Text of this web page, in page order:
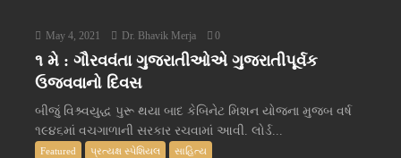
May 4, 2021 Dr. Bhavik Merja 0
૧ મે : ગૌરવવંતા ગુજરાતીઓએ ગુજરાતીપૂર્વક
ઉજવવાનો દિવસ
બીજું વિશ્ર્વયુદ્ધ પુરૂ થયા બાદ કેબિનેટ મિશન યોજના મુજબ વર્ષ
૧૯૪૬માં વચગાળાની સરકાર રચવામાં આવી. લોર્ડ...
Featured પ્રત્યક્ષ સ્પેશિયલ સાહિત્ય